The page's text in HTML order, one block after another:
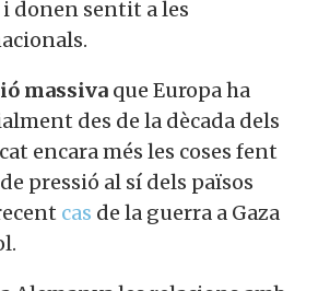
donen sentit a les
massiva que Europa ha
des de la dècada dels
encara més les coses fent
pressió al sí dels països
cas de la guerra a Gaza